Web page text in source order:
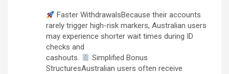
Faster WithdrawalsBecause their accounts
rarely trigger high-risk markers, Australian users
may experience shorter wait times during ID
checks and
cashouts.
Simplified Bonus
StructuresAustralian users often receive